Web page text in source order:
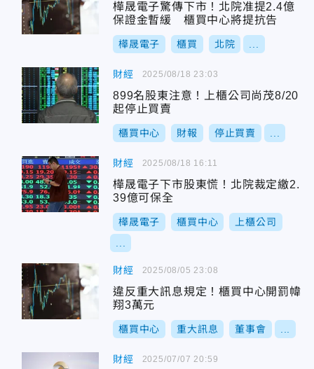
樺晟電子驚傳下市！北院准提2.4億
保證金暫緩 櫃買中心將提抗告
樺晟電子 櫃買 北院
財經
899名股東注意！上櫃公司尚茂8/20
起停止買賣
櫃買中心 財報 停止買賣
2025/08/18 23:03
財經
樺晟電子下市股東慌！北院裁定繳2.
39億可保全
樺晟電子 櫃買中心 上櫃公司
2025/08/18 16:11
財經
違反重大訊息規定！櫃買中心開罰幃
翔3萬元
櫃買中心 重大訊息 董事會
2025/08/05 23:08
財經 2025/07/07 20:59